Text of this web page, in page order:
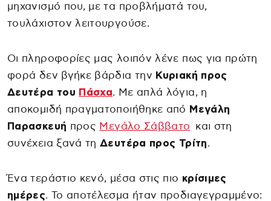
μηχανισμό που, με τα προβλήματά του,
τουλάχιστον λειτουργούσε.
Οι πληροφορίες μας λοιπόν λένε πως για πρώτη
φορά δεν βγήκε βάρδια την Κυριακή προς
Δευτέρα του Πάσχα. Με απλά λόγια, η
αποκομιδή πραγματοποιήθηκε από Μεγάλη
Παρασκευή προς Μεγάλο Σάββατο και στη
συνέχεια ξανά τηΔευτέρα προς Τρίτη.
Ένα τεράστιο κενό, μέσα στις πιο κρίσιμες
ημέρες. Το αποτέλεσμα ήταν προδιαγεγραμμένο: